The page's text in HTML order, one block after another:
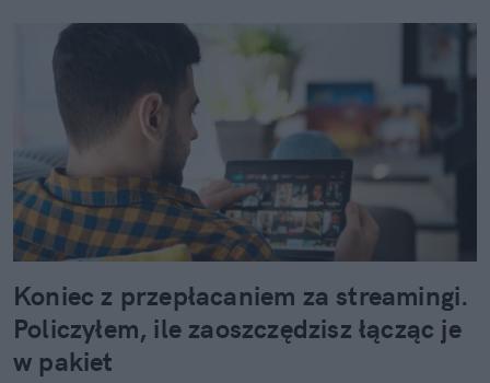
Koniec z przepłacaniem za streamingi.
Policzyłem, ile zaoszczędzisz łącząc je
w pakiet